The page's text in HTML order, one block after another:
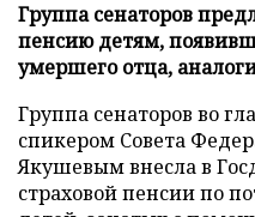
Группа сенаторов
пенсию детям,
умершего отца,
Группа сенаторов во
спикером Совета
Якушевым внесла в
страховой пенсии по